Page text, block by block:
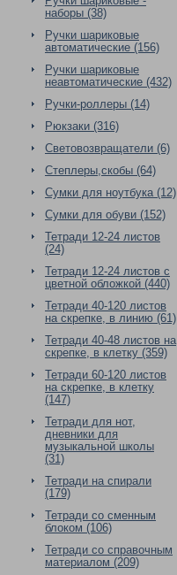
наборы (38)
Ручки шариковые
автоматические (156)
Ручки шариковые
неавтоматические (432)
Ручки-роллеры (14)
Рюкзаки (316)
Световозвращатели (6)
Степлеры,скобы (64)
Сумки для ноутбука (12)
Сумки для обуви (152)
Тетради 12-24 листов
(24)
Тетради 12-24 листов с
цветной обложкой (440)
Тетради 40-120 листов
на скрепке, в линию (61)
Тетради 40-48 листов на
скрепке, в клетку (359)
Тетради 60-120 листов
на скрепке, в клетку
(147)
Тетради для нот,
дневники для
музыкальной школы
(31)
Тетради на спирали
(179)
Тетради со сменным
блоком (106)
Тетради со справочным
материалом (209)